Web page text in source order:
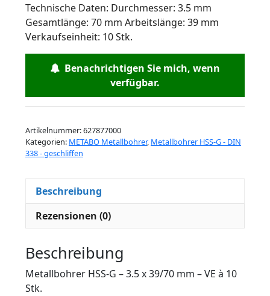
Technische Daten: Durchmesser: 3.5 mm
Gesamtlänge: 70 mm Arbeitslänge: 39 mm
Verkaufseinheit: 10 Stk.
Benachrichtigen Sie mich, wenn
verfügbar.
Artikelnummer:627877000
Kategorien: METABO Metallbohrer, Metallbohrer HSS-G - DIN
338 - geschliffen
Beschreibung
Rezensionen (0)
Beschreibung
Metallbohrer HSS-G – 3.5 x 39/70 mm – VE à 10
Stk.